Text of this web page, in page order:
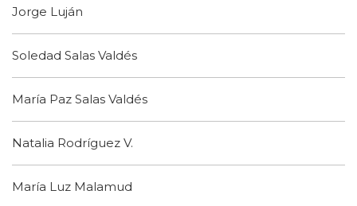
Jorge Luján
Soledad Salas Valdés
María Paz Salas Valdés
Natalia Rodríguez V.
María Luz Malamud